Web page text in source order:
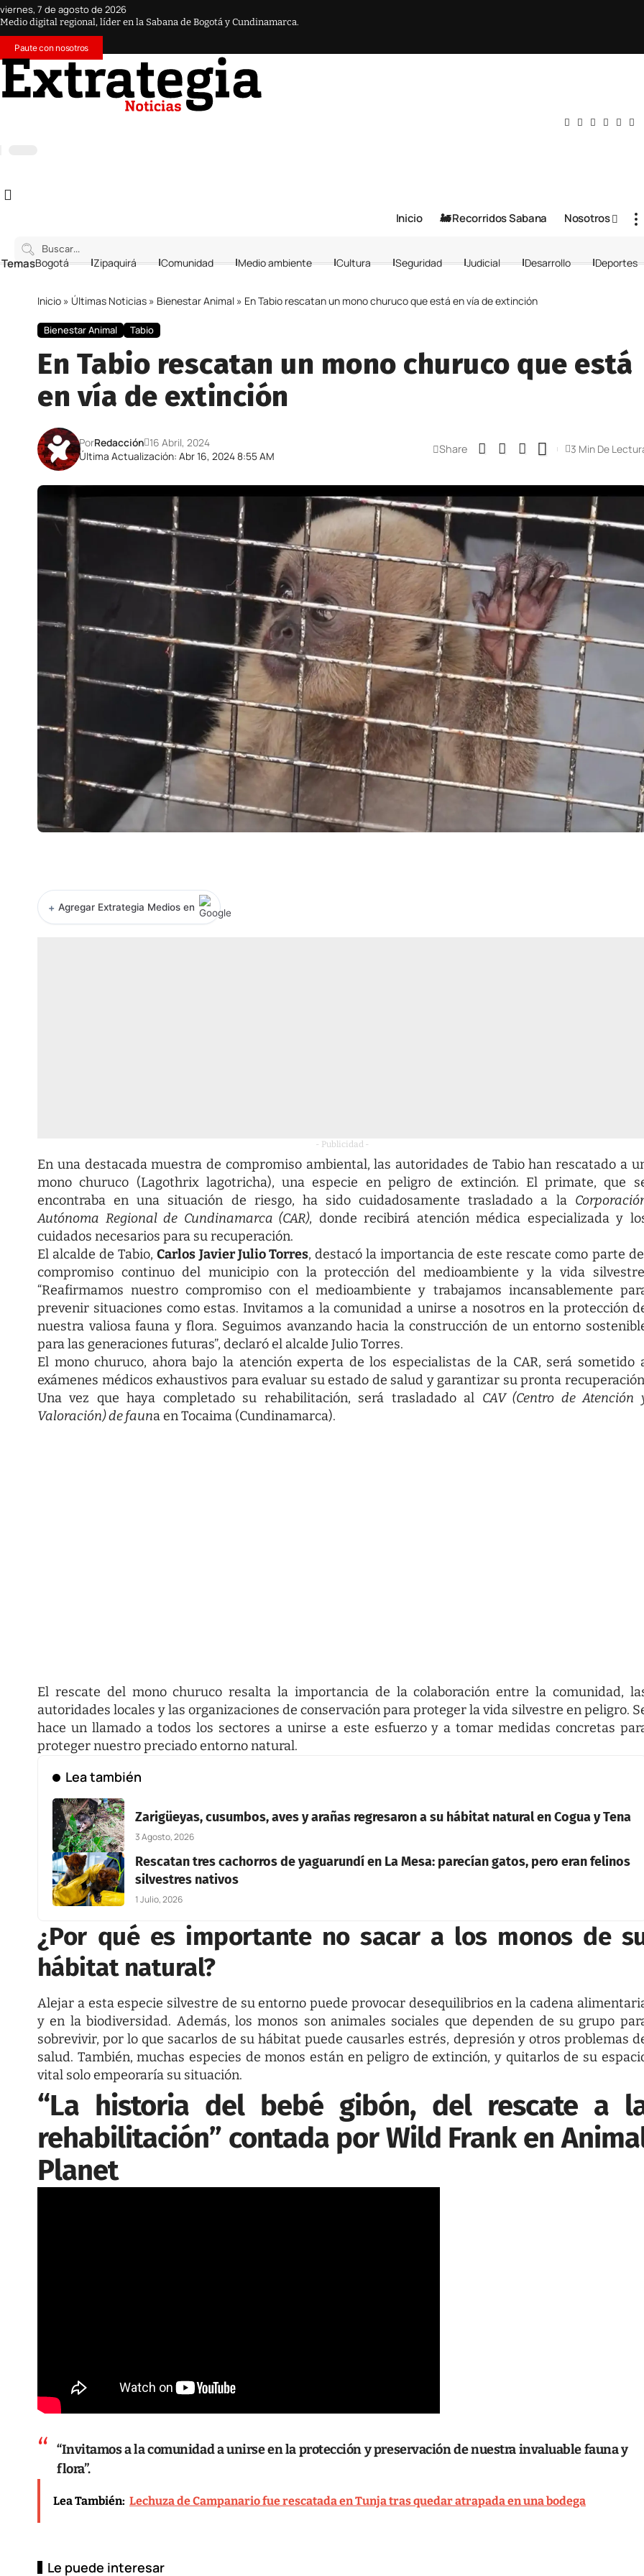
viernes, 7 de agosto de 2026
Medio digital regional, líder en la Sabana de Bogotá y Cundinamarca.
Paute con nosotros
Inicio 🚂 Recorridos Sabana Nosotros
Bogotá Zipaquirá Comunidad Medio ambiente Cultura Seguridad Judicial Desarrollo Deportes
Inicio » Últimas Noticias » Bienestar Animal » En Tabio rescatan un mono churuco que está en vía de extinción
Bienestar Animal Tabio
En Tabio rescatan un mono churuco que está
en vía de extinción
Última Actualización: Abr 16, 2024 8:55 AM
PorRedacción 16 Abril, 2024 Share 3 Min De
+ Agregar Extrategia Medios en
- Publicidad -
En una destacada muestra de compromiso ambiental, las autoridades de Tabio han rescatado a
mono churuco (Lagothrix lagotricha), una especie en peligro de extinción. El primate, que
encontraba en una situación de riesgo, ha sido cuidadosamente trasladado a la
Autónoma Regional de Cundinamarca (CAR), donde recibirá atención médica especializada y
cuidados necesarios para su recuperación.
El alcalde de Tabio,Carlos Javier Julio Torres, destacó la importancia de este rescate como parte
compromiso continuo del municipio con la protección del medioambiente y la vida
“Reafirmamos nuestro compromiso con el medioambiente y trabajamos incansablemente
prevenir situaciones como estas. Invitamos a la comunidad a unirse a nosotros en la protección
nuestra valiosa fauna y flora. Seguimos avanzando hacia la construcción de un entorno
para las generaciones futuras”, declaró el alcalde Julio Torres.
El mono churuco, ahora bajo la atención experta de los especialistas de la CAR, será sometido
exámenes médicos exhaustivos para evaluar su estado de salud y garantizar su pronta
Una vez que haya completado su rehabilitación, será trasladado al CAV (Centro de Atención
Valoración)de fauna en Tocaima (Cundinamarca).
El rescate del mono churuco resalta la importancia de la colaboración entre la comunidad,
autoridades locales y las organizaciones de conservación para proteger la vida silvestre en peligro.
hace un llamado a todos los sectores a unirse a este esfuerzo y a tomar medidas concretas
proteger nuestro preciado entorno natural.
Lea también
Zarigüeyas, cusumbos, aves y arañas regresaron a su hábitat natural en Cogua y Tena
3 Agosto, 2026
Rescatan tres cachorros de yaguarundí en La Mesa: parecían gatos, pero eran felinos
silvestres nativos
1 Julio, 2026
¿Por qué es importante no sacar a los monos de
hábitat natural?
Alejar a esta especie silvestre de su entorno puede provocar desequilibrios en la cadena
y en la biodiversidad. Además, los monos son animales sociales que dependen de su grupo
sobrevivir, por lo que sacarlos de su hábitat puede causarles estrés, depresión y otros problemas
salud. También, muchas especies de monos están en peligro de extinción, y quitarlos de su
vital solo empeoraría su situación.
“La historia del bebé gibón, del rescate a
rehabilitación” contada por Wild Frank en
Planet
“Invitamos a la comunidad a unirse en la protección y preservación de nuestra invaluable fauna y
flora”.
Lea También: Lechuza de Campanario fue rescatada en Tunja tras quedar atrapada en una bodega
Le puede interesar